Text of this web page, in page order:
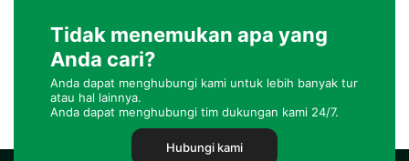
Tidak menemukan apa yang
Anda cari?
Anda dapat menghubungi kami untuk lebih banyak tur
atau hal lainnya.
Anda dapat menghubungi tim dukungan kami 24/7.
Hubungi kami